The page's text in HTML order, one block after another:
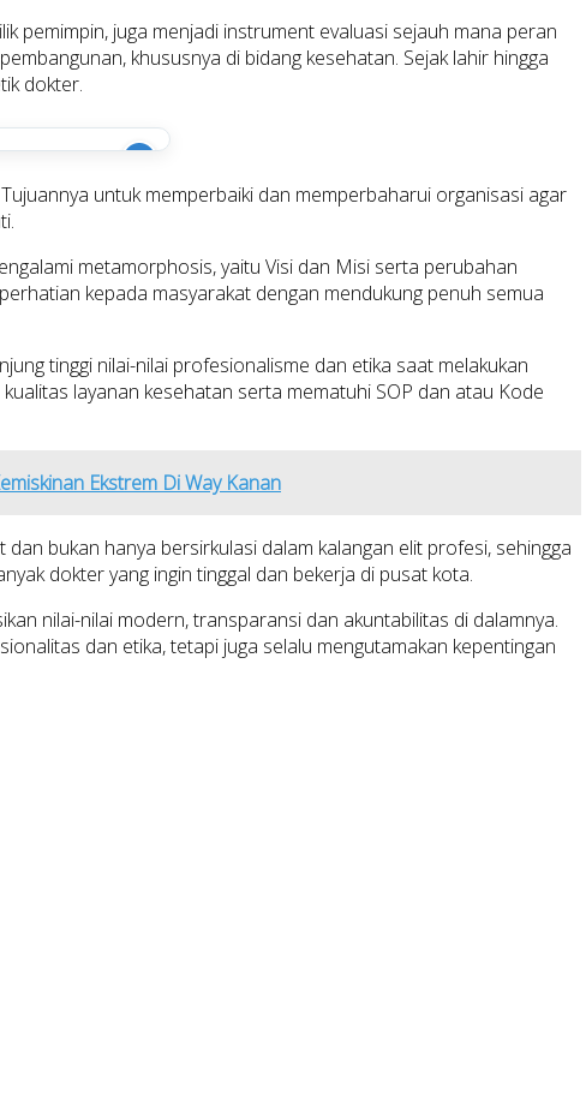
pemimpin, juga menjadi instrument evaluasi sejauh mana peran
khususnya di bidang kesehatan. Sejak lahir hingga
dokter.
i
untuk memperbaiki dan memperbaharui organisasi agar
metamorphosis, yaitu Visi dan Misi serta perubahan
kepada masyarakat dengan mendukung penuh semua
tinggi nilai-nilai profesionalisme dan etika saat melakukan
layanan kesehatan serta mematuhi SOP dan atau Kode
Ekstrem Di Way Kanan
bukan hanya bersirkulasi dalam kalangan elit profesi, sehingga
dokter yang ingin tinggal dan bekerja di pusat kota.
nilai-nilai modern, transparansi dan akuntabilitas di dalamnya.
dan etika, tetapi juga selalu mengutamakan kepentingan